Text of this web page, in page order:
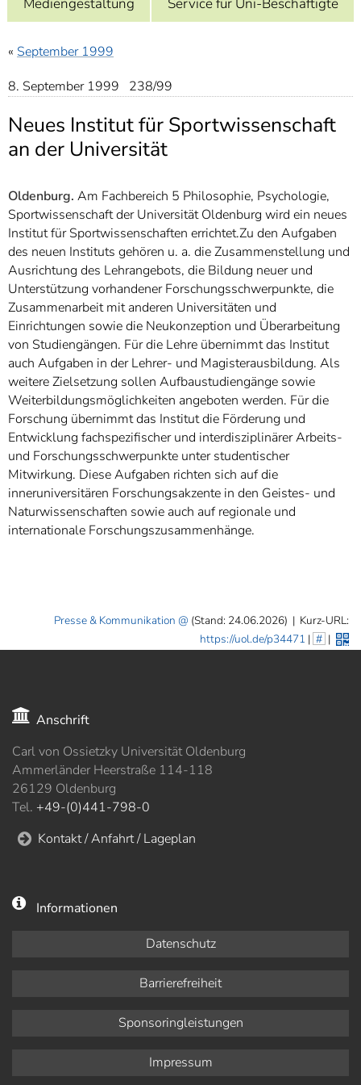
7]
Informationen zur
« September 1999
8. September 1999 238/99
Neues Institut für Sportwissenschaft
an der Universität
Oldenburg. Am Fachbereich 5 Philosophie, Psychologie,
Sportwissenschaft der Universität Oldenburg wird ein neues
Institut für Sportwissenschaften errichtet.Zu den Aufgaben
des neuen Instituts gehören u. a. die Zusammenstellung und
Ausrichtung des Lehrangebots, die Bildung neuer und
Unterstützung vorhandener Forschungsschwerpunkte, die
Zusammenarbeit mit anderen Universitäten und
Einrichtungen sowie die Neukonzeption und Überarbeitung
von Studiengängen. Für die Lehre übernimmt das Institut
auch Aufgaben in der Lehrer- und Magisterausbildung. Als
weitere Zielsetzung sollen Aufbaustudiengänge sowie
Weiterbildungsmöglichkeiten angeboten werden. Für die
Forschung übernimmt das Institut die Förderung und
Entwicklung fachspezifischer und interdisziplinärer Arbeits-
und Forschungsschwerpunkte unter studentischer
Mitwirkung. Diese Aufgaben richten sich auf die
inneruniversitären Forschungsakzente in den Geistes- und
Naturwissenschaften sowie auch auf regionale und
internationale Forschungszusammenhänge.
Presse & Kommunikation (Stand: 24.06.2026) | Kurz-URL:
https://uol.de/p34471 | # |
Anschrift
Carl von Ossietzky Universität Oldenburg
Ammerländer Heerstraße 114-118
26129 Oldenburg
Tel. +49-(0)441-798-0
Kontakt / Anfahrt / Lageplan
Informationen
Datenschutz
Barrierefreiheit
Sponsoringleistungen
Impressum